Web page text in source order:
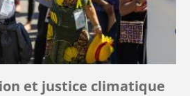
et justice climatique